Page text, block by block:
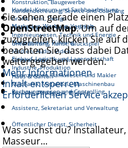
Kundenbetreuung, Service und Coaching
Reinigung und Hauswirtschaft
Unterhaltung, Kunst, Glückspiel
Gastronomie, Tourismus
Haus & Garten
Soziales, Pädagogik, Bildung
Konstruktion, Baugewerbe
Grafik, Print, Design
Ingenieurwesen, Technik und Energie
Medien, Audio, Video
Industrie, Produktion
Mechanik, Metallbau, Maschinenbau
Handel, Konsum und Sachbearbeitung
Marketing, Werbung, Vertrieb
Management, Führung
Einkauf, Logistik und Lagerwirtschaft
Finanzwesen, Bankwesen und Makler
Rechnungswesen und Controlling
Assistenz, Sekretariat und Verwaltung
Öffentlicher Dienst, Sicherheit
Sie sehen gerade einen
OpenStreetMap. Um auf
zuzugreifen, klicken Sie auf
beachten Sie, dass dabei
weitergegeben werden.
Mehr Informationen
Inhalt entsperren
Erforderlichen Service
Was suchst du?
Masseur...